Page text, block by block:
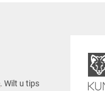
. Wilt u tips